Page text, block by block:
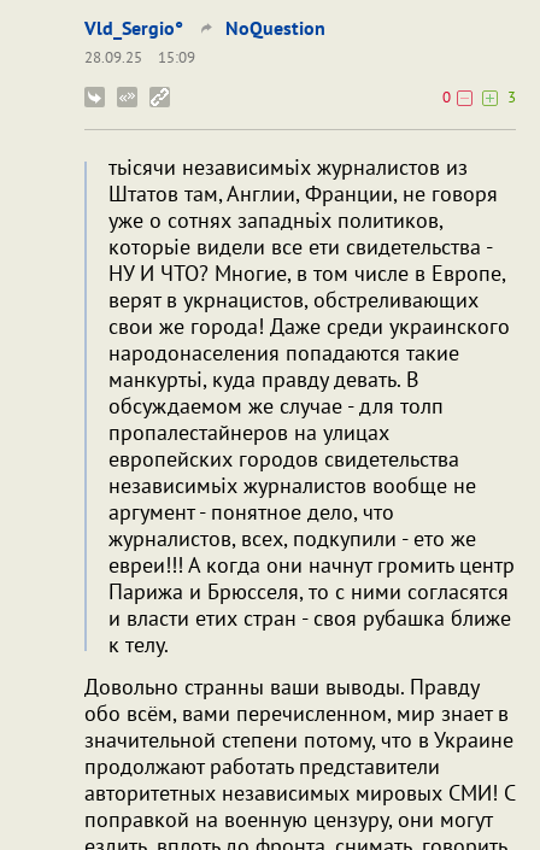
Vld_Sergio° NoQuestion
28.09.25
15:09
0
3
тьісячи независимьіх журналистов из
Штатов там, Англии, Франции, не говоря
уже о сотнях западньіх политиков,
которьіе видели все ети свидетельства -
НУ И ЧТО? Многие, в том числе в Европе,
верят в укрнацистов, обстреливающих
свои же города! Даже среди украинского
народонаселения попадаются такие
манкуртьі, куда правду девать. В
обсуждаемом же случае - для толп
пропалестайнеров на улицах
европейских городов свидетельства
независимьіх журналистов вообще не
аргумент - понятное дело, что
журналистов, всех, подкупили - ето же
евреи!!! А когда они начнут громить центр
Парижа и Брюсселя, то с ними согласятся
и власти етих стран - своя рубашка ближе
к телу.
Довольно странны ваши выводы. Правду
обо всём, вами перечисленном, мир знает в
значительной степени потому, что в Украине
продолжают работать представители
авторитетных независимых мировых СМИ! С
поправкой на военную цензуру, они могут